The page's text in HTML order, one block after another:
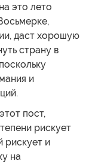
это лето
даст хорошую
страну в
и
пост,
рискует
рискует и
на